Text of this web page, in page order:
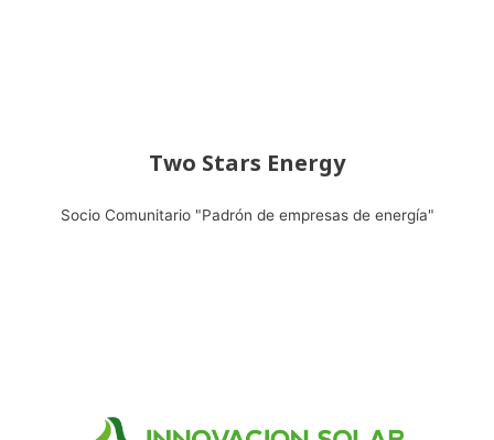
Two Stars Energy
Socio Comunitario "Padrón de empresas de energía"